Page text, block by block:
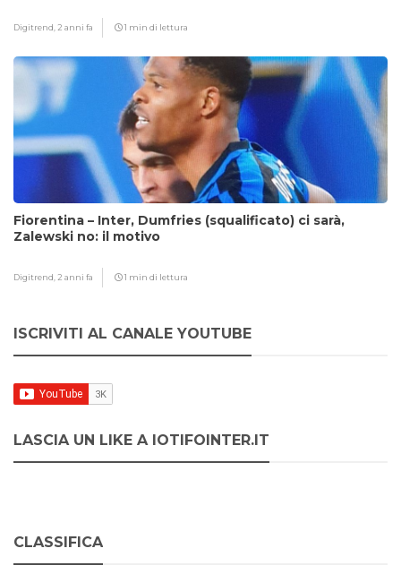
Digitrend, 2 anni fa 1 min di lettura
Fiorentina – Inter, Dumfries (squalificato) ci sarà,
Zalewski no: il motivo
Digitrend, 2 anni fa 1 min di lettura
ISCRIVITI AL CANALE YOUTUBE
LASCIA UN LIKE A IOTIFOINTER.IT
CLASSIFICA